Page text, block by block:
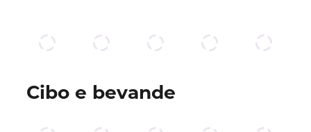
Cibo e bevande